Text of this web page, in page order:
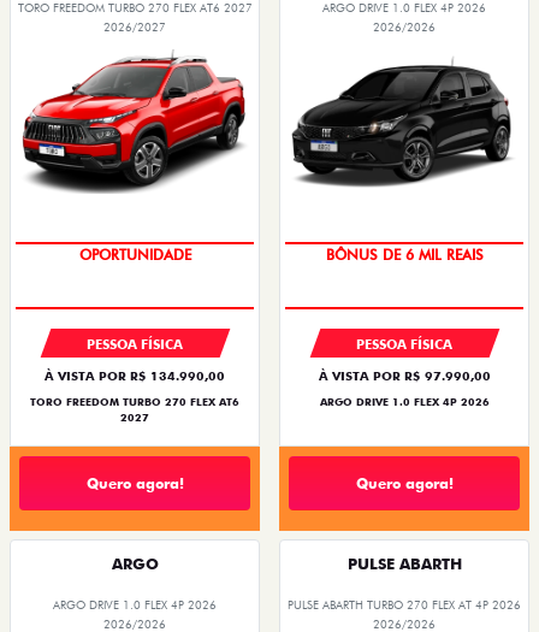
TORO FREEDOM TURBO 270 FLEX AT6 2027
2026/2027
OPORTUNIDADE
PESSOA FÍSICA
À VISTA POR R$ 134.990,00
TORO FREEDOM TURBO 270 FLEX AT6
2027
Quero agora!
ARGO DRIVE 1.0 FLEX 4P 2026
2026/2026
BÔNUS DE 6 MIL REAIS
PESSOA FÍSICA
À VISTA POR R$ 97.990,00
ARGO DRIVE 1.0 FLEX 4P 2026
Quero agora!
ARGO
ARGO DRIVE 1.0 FLEX 4P 2026
2026/2026
PULSE ABARTH
PULSE ABARTH TURBO 270 FLEX AT 4P 2026
2026/2026